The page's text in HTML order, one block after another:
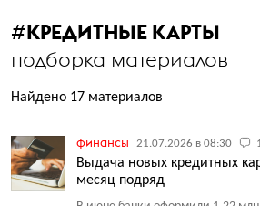
#КРЕДИТНЫЕ КАРТЫ
подборка материалов
Найдено 17 материалов
финансы 21.07.2026 в 08:30
Выдача новых кредитных
месяц подряд